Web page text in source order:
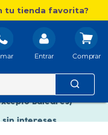
tu tienda favorita?
Entrar
Libre
sin intereses